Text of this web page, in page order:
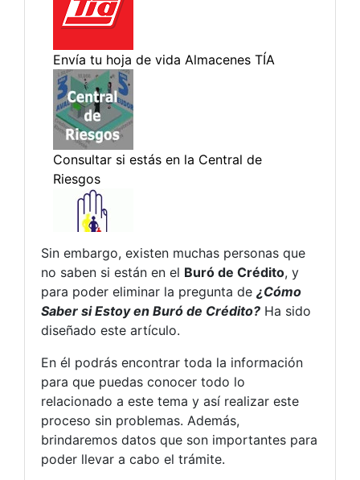
Sin embargo, existen muchas personas que
no saben si están en el Buró de Crédito, y
para poder eliminar la pregunta de ¿Cómo
Saber si Estoy en Buró de Crédito? Ha sido
diseñado este artículo.
En él podrás encontrar toda la información
para que puedas conocer todo lo
relacionado a este tema y así realizar este
proceso sin problemas. Además,
brindaremos datos que son importantes para
poder llevar a cabo el trámite.